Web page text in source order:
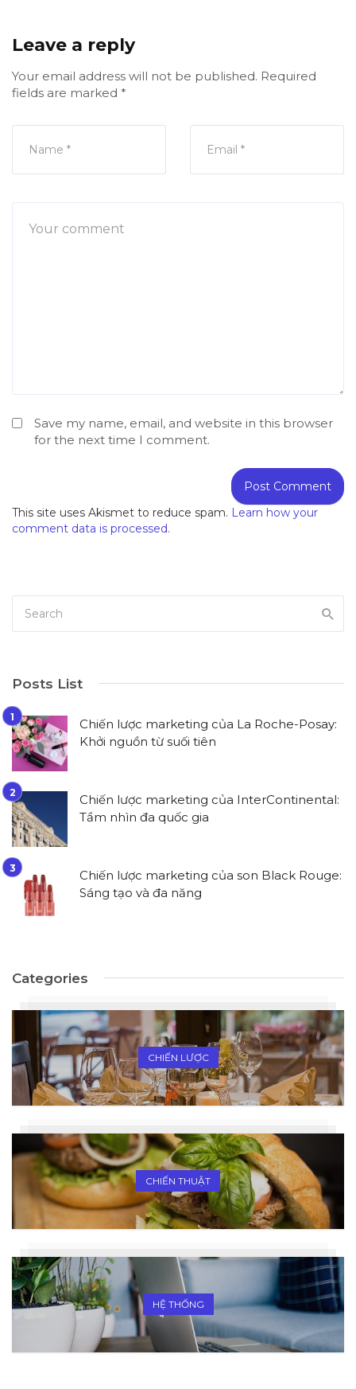
Leave a reply
Your email address will not be published. Required
fields are marked *
Save my name, email, and website in this browser
for the next time I comment.
This site uses Akismet to reduce spam. Learn how your
comment data is processed.
Posts List
Chiến lược marketing của La Roche-Posay:
Khởi nguồn từ suối tiên
Chiến lược marketing của InterContinental:
Tầm nhìn đa quốc gia
Chiến lược marketing của son Black Rouge:
Sáng tạo và đa năng
Categories
CHIẾN LƯỢC
CHIẾN THUẬT
HỆ THỐNG